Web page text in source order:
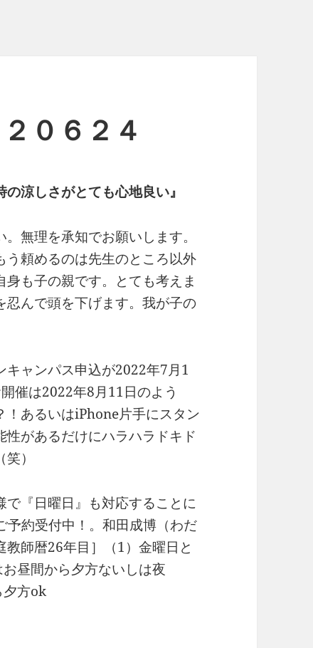
０６２４
涼しさがとても心地良い』
無理を承知でお願いします。
う頼めるのは先生のところ以外
も子の親です。とても考えま
忍んで頭を下げます。我が子の
キャンパス申込が2022年7月1
催は2022年8月11日のよう
！あるいはiPhone片手にスタン
があるだけにハラハラドキド
）
で『日曜日』も対応することに
約受付中！。和田成博（わだ
師暦26年目］（1）金曜日と
昼間から夕方ないしは夜
夕方ok